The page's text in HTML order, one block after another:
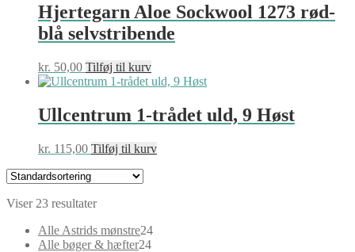
Hjertegarn Aloe Sockwool 1273 rød-
blå selvstribende
kr. 50,00 Tilføj til kurv
Ullcentrum 1-trådet uld, 9 Høst
kr. 115,00 Tilføj til kurv
Viser 23 resultater
Alle Astrids mønstre2424
Alle bøger & hæfter2424